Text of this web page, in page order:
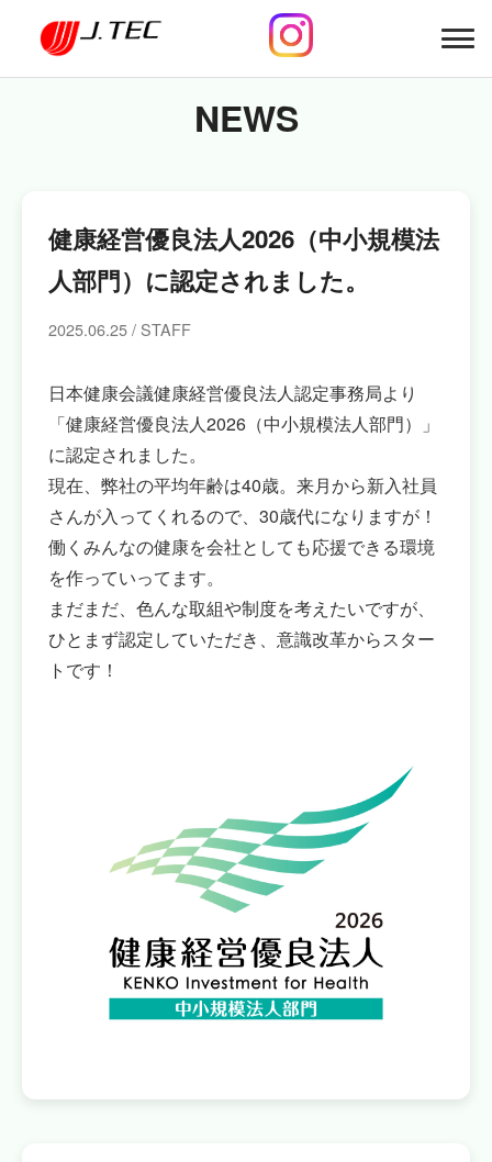
NEWS
健康経営優良法人2026（中小規模法
人部門）に認定されました。
2025.06.25 / STAFF
日本健康会議健康経営優良法人認定事務局より
「健康経営優良法人2026（中小規模法人部門）」
に認定されました。
現在、弊社の平均年齢は40歳。来月から新入社員
さんが入ってくれるので、30歳代になりますが！
働くみんなの健康を会社としても応援できる環境
を作っていってます。
まだまだ、色んな取組や制度を考えたいですが、
ひとまず認定していただき、意識改革からスター
トです！